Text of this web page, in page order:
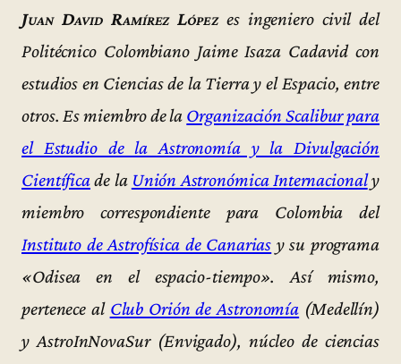
Juan David Ramírez Lópezes ingeniero civil del
Politécnico Colombiano Jaime Isaza Cadavid con
estudios en Ciencias de la Tierra y el Espacio, entre
otros. Es miembro de la Organización Scalibur para
el Estudio de la Astronomía y la Divulgación
Científicade la Unión Astronómica Internacionaly
miembro correspondiente para Colombia del
Instituto de Astrofísica de Canarias y su programa
«Odisea en el espacio-tiempo». Así mismo,
pertenece al Club Orión de Astronomía (Medellín)
y AstroInNovaSur (Envigado), núcleo de ciencias